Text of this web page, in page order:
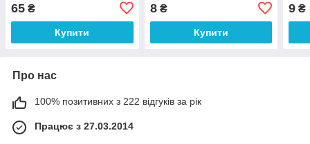
65 ₴
Купити
8₴
Купити
9 ₴
Про нас
100% позитивних з 222 відгуків за рік
Працює з 27.03.2014